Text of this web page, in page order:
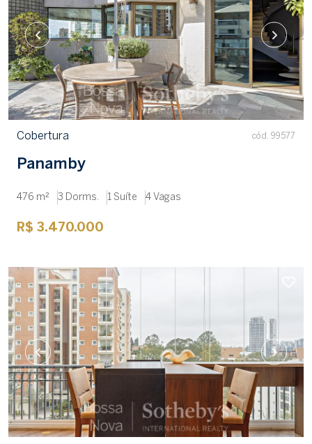
Cobertura cód. 99577
Panamby
476 m² 3 Dorms. 1 Suíte 4 Vagas
R$ 3.470.000